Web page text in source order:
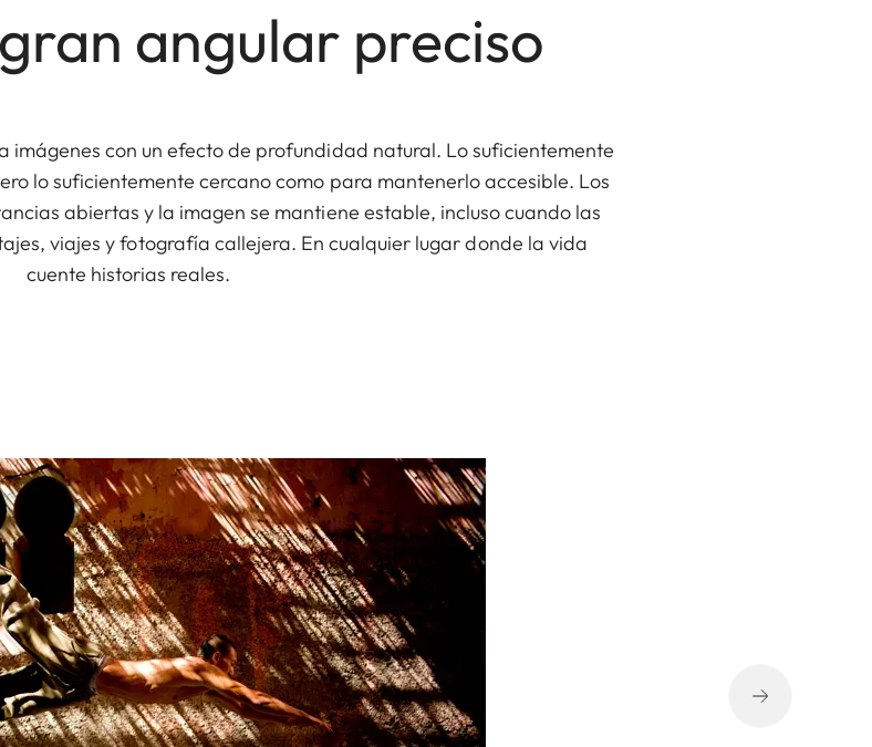
angular preciso
imágenes con un efecto de profundidad natural. Lo suficientemente
lo suficientemente cercano como para mantenerlo accesible. Los
abiertas y la imagen se mantiene estable, incluso cuando las
viajes y fotografía callejera. En cualquier lugar donde la vida
cuente historias reales.